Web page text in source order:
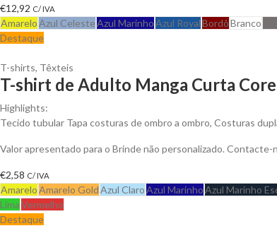
€12,92 C/ IVA
AmareloAzul CelesteAzul MarinhoAzul RoyalBordôBranco
Destaque
T-shirts, Têxteis
T-shirt de Adulto Manga Curta
Highlights:
Tecido tubular Tapa costuras de ombro a ombro, Costuras
Valor apresentado para o Brinde não personalizado.
€2,58 C/ IVA
AmareloAmarelo GoldAzul ClaroAzul MarinhoAzul Marinho
LimaVermelho
Destaque